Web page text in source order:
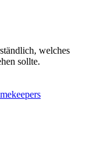
welches
sollte.